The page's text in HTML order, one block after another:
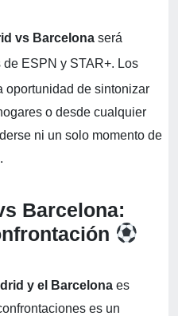
vs Barcelona será
de ESPN y STAR+. Los
oportunidad de sintonizar
o desde cualquier
ni un solo momento de
Barcelona:
y el Barcelona es
es un